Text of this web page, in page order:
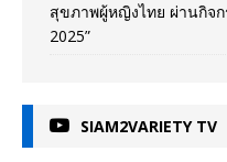
สุขภาพผู้หญิงไทย ผ่านกิจก
2025”
SIAM2VARIETY TV